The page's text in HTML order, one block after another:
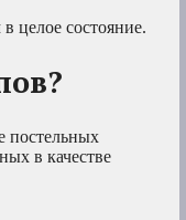
целое состояние.
постельных
в качестве